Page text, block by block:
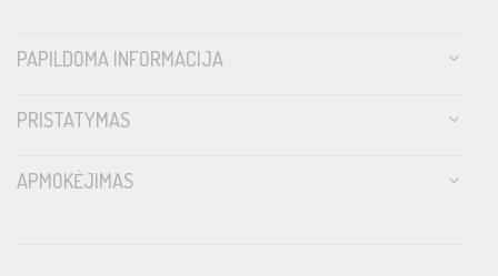
PAPILDOMA INFORMACIJA
PRISTATYMAS
APMOKĖJIMAS